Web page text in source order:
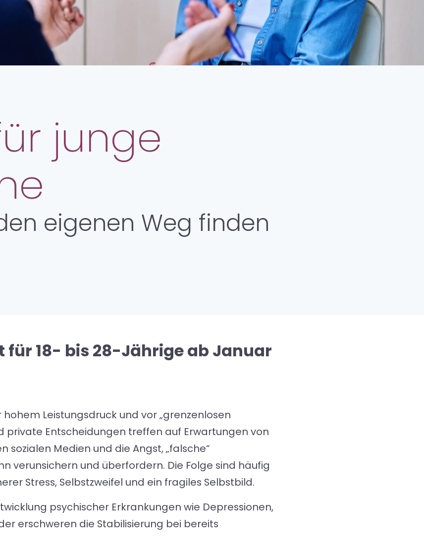
junge
eigenen Weg finden
für 18- bis 28-Jährige ab Januar
Leistungsdruck und vor „grenzenlosen
private Entscheidungen treffen auf Erwartungen von
Medien und die Angst, „falsche“
verunsichern und überfordern. Die Folge sind häufig
Stress, Selbstzweifel und ein fragiles Selbstbild.
psychischer Erkrankungen wie Depressionen,
erschweren die Stabilisierung bei bereits